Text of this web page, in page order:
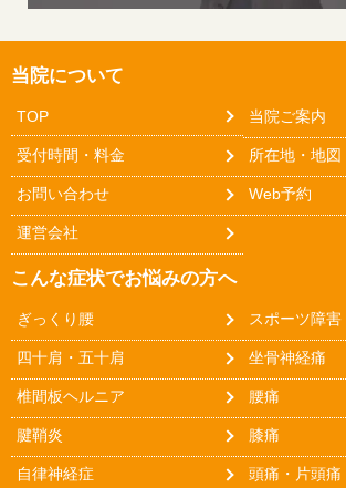
当院について
TOP 当院ご案内
受付時間・料金 所在地・地図
お問い合わせ Web予約
運営会社
こんな症状でお悩みの方へ
ぎっくり腰 スポーツ障害
四十肩・五十肩 坐骨神経痛
椎間板ヘルニア 腰痛
腱鞘炎 膝痛
自律神経症 頭痛・片頭痛